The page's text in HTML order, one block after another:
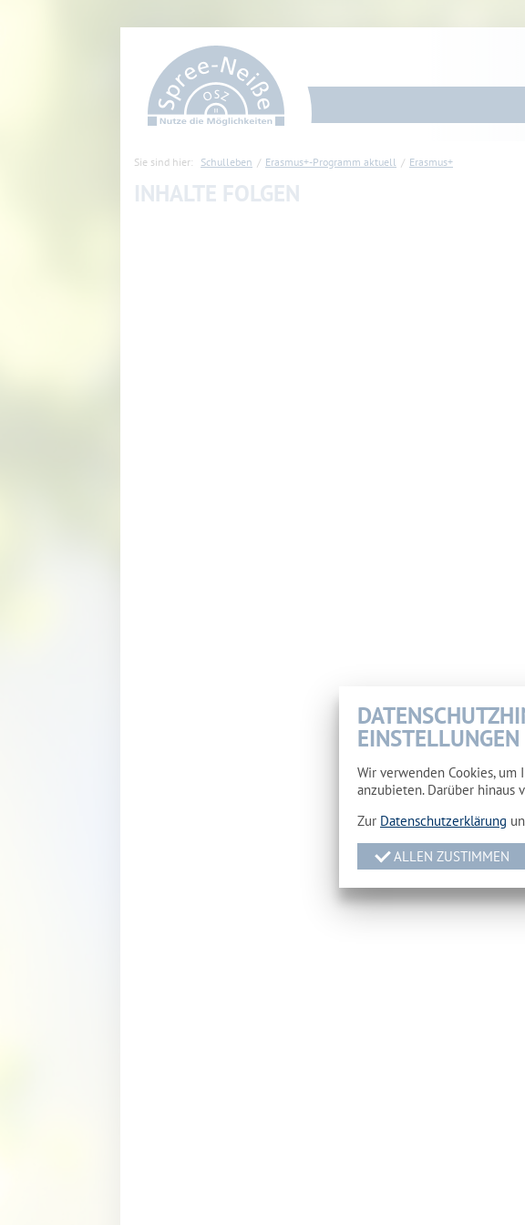
Sie sind hier: Schulleben Erasmus+-Programm aktuell Erasmus+
INHALTE FOLGEN
EINSTELLUNGEN
Wir verwenden Cookies,
anzubieten. Darüber hinaus
Zur Datenschutzerklärung
ALLEN ZUSTIMMEN